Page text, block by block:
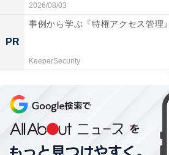
2026/08/03
PR
事例から学ぶ『特権アクセス管理』
KeeperSecurity